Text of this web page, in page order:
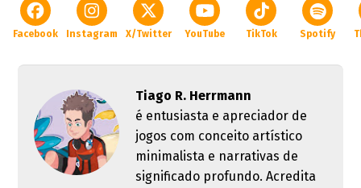
Facebook Instagram X/Twitter YouTube TikTok Spotify
Tiago R. Herrmann
é entusiasta e apreciador de
jogos com conceito artístico
minimalista e narrativas de
significado profundo. Acredita